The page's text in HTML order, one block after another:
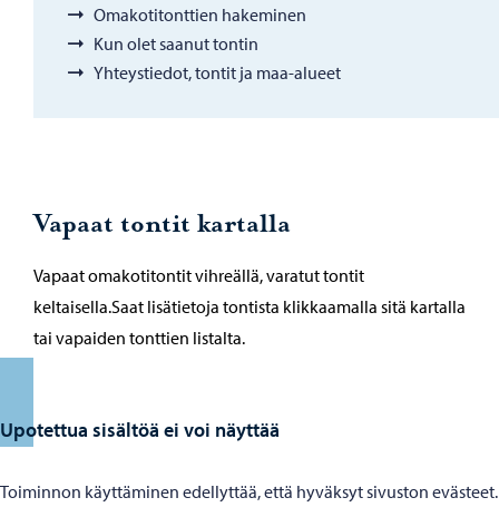
Omakotitonttien hakeminen
Kun olet saanut tontin
Yhteystiedot, tontit ja maa-alueet
Vapaat tontit kartalla
Vapaat omakotitontit vihreällä, varatut tontit
keltaisella.Saat lisätietoja tontista klikkaamalla sitä kartalla
tai vapaiden tonttien listalta.
Upotettua sisältöä ei voi näyttää
Toiminnon käyttäminen edellyttää, että hyväksyt sivuston evästeet.